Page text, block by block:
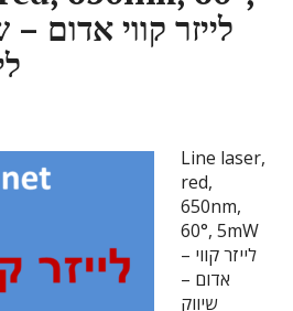
Line laser,
red,
650nm,
60°, 5mW
– לייזר קווי
אדום –
שיווק